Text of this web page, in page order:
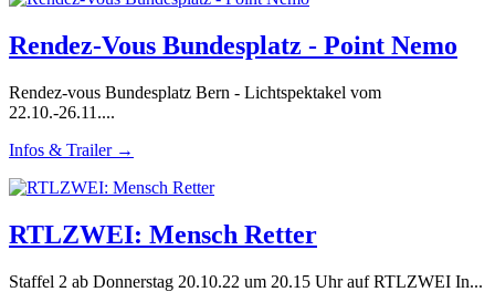
Rendez-Vous Bundesplatz - Point Nemo
Rendez-vous Bundesplatz Bern - Lichtspektakel vom
22.10.-26.11....
Infos & Trailer →
RTLZWEI: Mensch Retter
Staffel 2 ab Donnerstag 20.10.22 um 20.15 Uhr auf RTLZWEI In...